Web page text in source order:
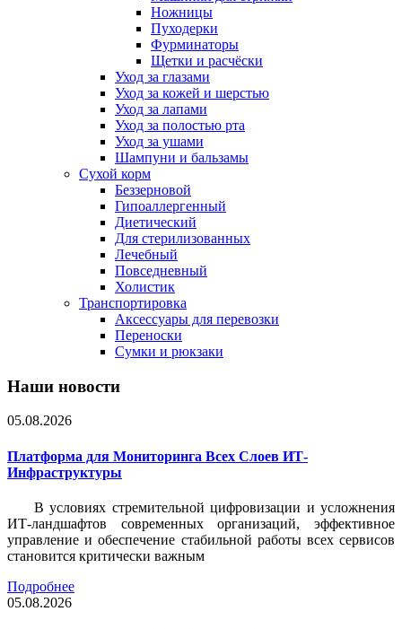
Ножницы
Пуходерки
Фурминаторы
Щетки и расчёски
Уход за глазами
Уход за кожей и шерстью
Уход за лапами
Уход за полостью рта
Уход за ушами
Шампуни и бальзамы
Сухой корм
Беззерновой
Гипоаллергенный
Диетический
Для стерилизованных
Лечебный
Повседневный
Холистик
Транспортировка
Аксессуары для перевозки
Переноски
Сумки и рюкзаки
Наши новости
05.08.2026
Платформа для Мониторинга Всех Слоев ИТ-
Инфраструктуры
В условиях стремительной цифровизации и усложнения
ИТ-ландшафтов современных организаций, эффективное
управление и обеспечение стабильной работы всех сервисов
становится критически важным
Подробнее
05.08.2026